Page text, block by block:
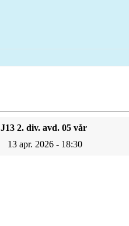
J13 2. div. avd. 05 vår
13 apr. 2026 - 18:30